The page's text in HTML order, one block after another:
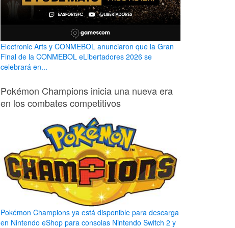
Electronic Arts y CONMEBOL anunciaron que la Gran
Final de la CONMEBOL eLibertadores 2026 se
celebrará en...
Pokémon Champions inicia una nueva era
en los combates competitivos
Pokémon Champions ya está disponible para descarga
en Nintendo eShop para consolas Nintendo Switch 2 y